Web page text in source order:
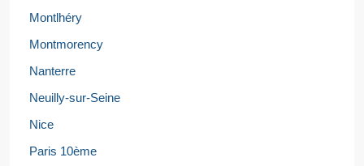
Montlhéry
Montmorency
Nanterre
Neuilly-sur-Seine
Nice
Paris 10ème